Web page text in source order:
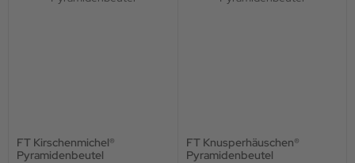
FT Kirschenmichel®
Pyramidenbeutel
FT Knusperhäuschen®
Pyramidenbeutel